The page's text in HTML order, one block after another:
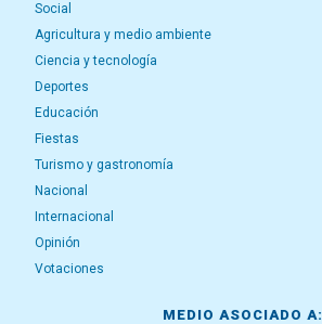
Social
Agricultura y medio ambiente
Ciencia y tecnología
Deportes
Educación
Fiestas
Turismo y gastronomía
Nacional
Internacional
Opinión
Votaciones
MEDIO ASOCIADO A: